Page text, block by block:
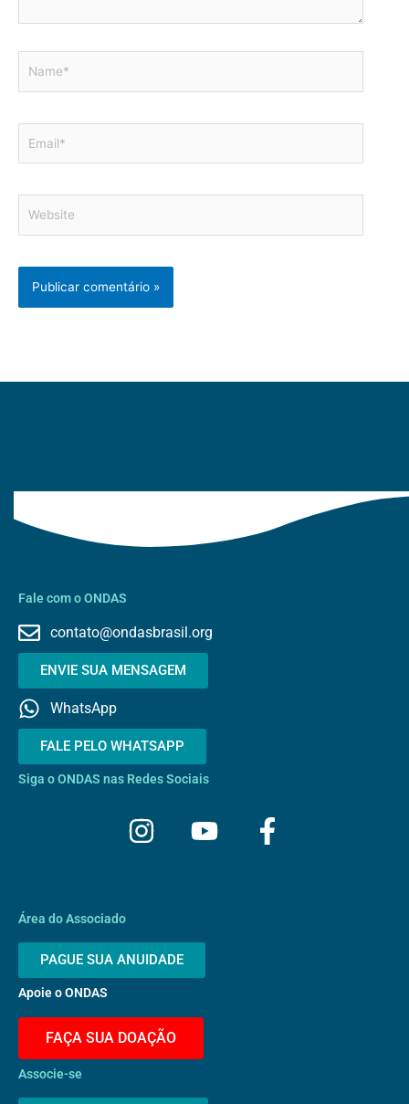
Fale com o ONDAS
contato@ondasbrasil.org
ENVIE SUA MENSAGEM
WhatsApp
FALE PELO WHATSAPP
Siga o ONDAS nas Redes Sociais
I
n
g
r
m
Y
o
b
e
F
a
Área do Associado
PAGUE SUA ANUIDADE
Apoie o ONDAS
FAÇA SUA DOAÇÃO
Associe-se